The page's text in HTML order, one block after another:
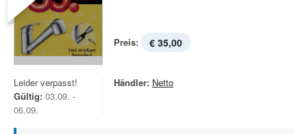
Preis: € 35,00
Leider verpasst!
Gültig: 03.09. -
06.09.
Händler: Netto